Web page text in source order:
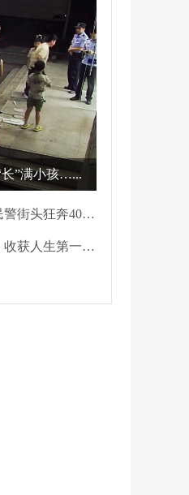
”满小孩…...
鞋跑掉了也要抓住你！民警街头狂奔400米擒贼
她翻遍30年前尘封档案，收获人生第一面锦旗